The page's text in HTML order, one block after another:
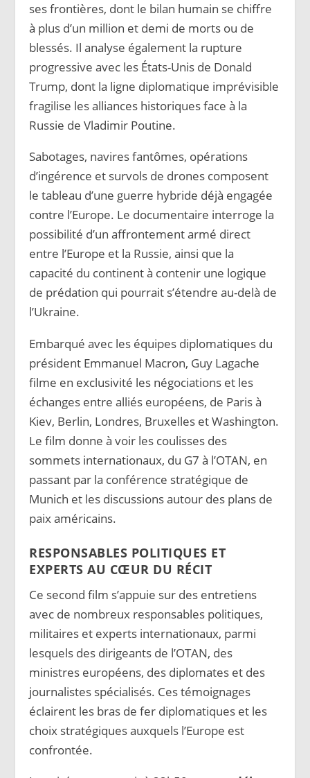
ses frontières, dont le bilan humain se chiffre
à plus d’un million et demi de morts ou de
blessés. Il analyse également la rupture
progressive avec les États-Unis de Donald
Trump, dont la ligne diplomatique imprévisible
fragilise les alliances historiques face à la
Russie de Vladimir Poutine.
Sabotages, navires fantômes, opérations
d’ingérence et survols de drones composent
le tableau d’une guerre hybride déjà engagée
contre l’Europe. Le documentaire interroge la
possibilité d’un affrontement armé direct
entre l’Europe et la Russie, ainsi que la
capacité du continent à contenir une logique
de prédation qui pourrait s’étendre au-delà de
l’Ukraine.
Embarqué avec les équipes diplomatiques du
président Emmanuel Macron, Guy Lagache
filme en exclusivité les négociations et les
échanges entre alliés européens, de Paris à
Kiev, Berlin, Londres, Bruxelles et Washington.
Le film donne à voir les coulisses des
sommets internationaux, du G7 à l’OTAN, en
passant par la conférence stratégique de
Munich et les discussions autour des plans de
paix américains.
RESPONSABLES POLITIQUES ET
EXPERTS AU CŒUR DU RÉCIT
Ce second film s’appuie sur des entretiens
avec de nombreux responsables politiques,
militaires et experts internationaux, parmi
lesquels des dirigeants de l’OTAN, des
ministres européens, des diplomates et des
journalistes spécialisés. Ces témoignages
éclairent les bras de fer diplomatiques et les
choix stratégiques auxquels l’Europe est
confrontée.